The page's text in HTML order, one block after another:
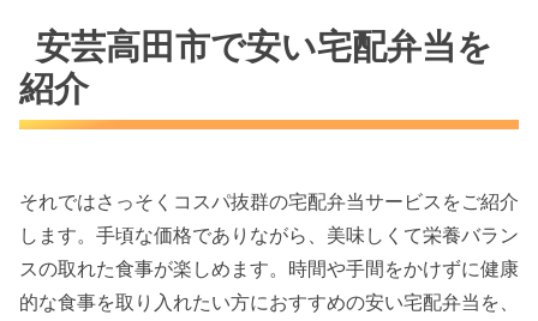
安芸高田市で安い宅配弁当を
紹介
それではさっそくコスパ抜群の宅配弁当サービスをご紹介
します。手頃な価格でありながら、美味しくて栄養バラン
スの取れた食事が楽しめます。時間や手間をかけずに健康
的な食事を取り入れたい方におすすめの安い宅配弁当を、